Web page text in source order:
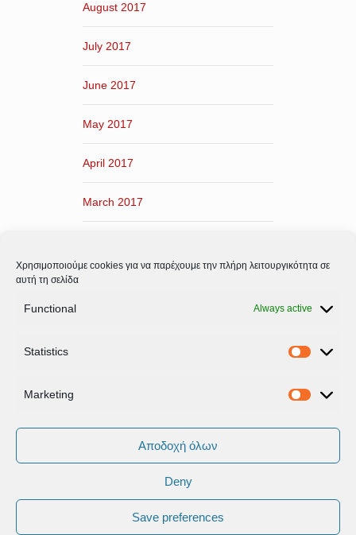
Χρησιμοποιούμε cookies για να παρέχουμε την πλήρη λειτουργικότητα σε
αυτή τη σελίδα
Functional Always active
Statistics
Marketing
Αποδοχή όλων
Deny
Save preferences
August 2017
July 2017
June 2017
May 2017
April 2017
March 2017
Δεδομένων